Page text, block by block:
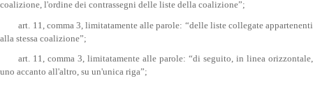
coalizione, l'ordine dei contrassegni delle liste della coalizione”;
art. 11, comma 3, limitatamente alle parole: “delle liste collegate appartenenti
alla stessa coalizione”;
art. 11, comma 3, limitatamente alle parole: “di seguito, in linea orizzontale,
uno accanto all'altro, su un'unica riga”;